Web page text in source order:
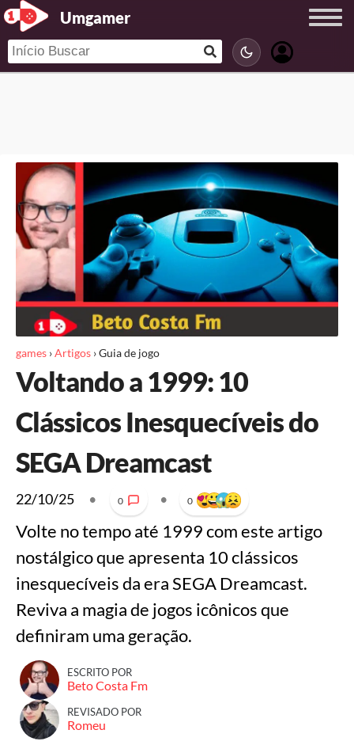
Umgamer
games ›Artigos ›Guia de jogo
Voltando a 1999: 10
Clássicos Inesquecíveis do
SEGA Dreamcast
22/10/25 • 0 • 0
Volte no tempo até 1999 com este artigo
nostálgico que apresenta 10 clássicos
inesquecíveis da era SEGA Dreamcast.
Reviva a magia de jogos icônicos que
definiram uma geração.
ESCRITO POR
Beto Costa Fm
REVISADO POR
Romeu